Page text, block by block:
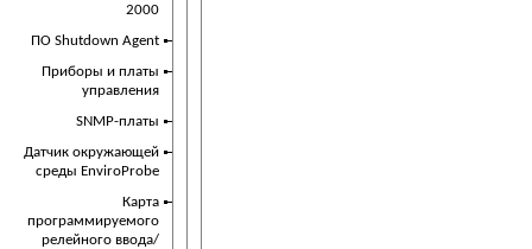
2000
ПО Shutdown Agent
Приборы и платы
управления
SNMP-платы
Датчик окружающей
среды EnviroProbe
Карта
программируемого
релейного ввода/